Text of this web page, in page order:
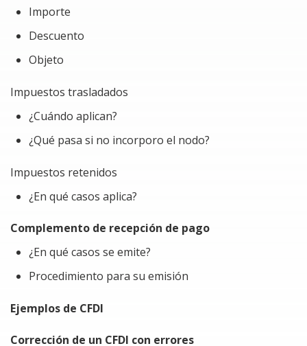
Importe
Descuento
Objeto
Impuestos trasladados
¿Cuándo aplican?
¿Qué pasa si no incorporo el nodo?
Impuestos retenidos
¿En qué casos aplica?
Complemento de recepción de pago
¿En qué casos se emite?
Procedimiento para su emisión
Ejemplos de CFDI
Corrección de un CFDI con errores